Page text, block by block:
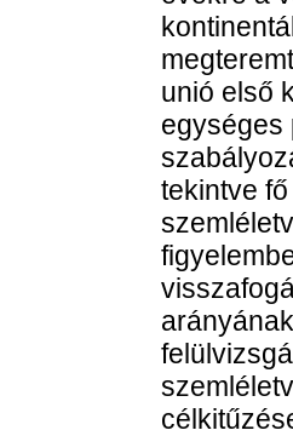
unió első
egységes
tekintve